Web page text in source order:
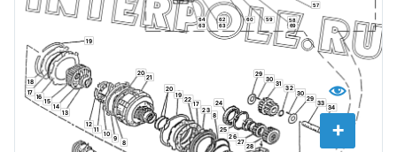
+
8
8
9
10
11
12
13
14
15
16
17
17
18
19
19
20
20
21
22
23
24
25
26
27
28
29
29
30
30
31
32
33
34
57
58
59
60
62
63
63
64
69